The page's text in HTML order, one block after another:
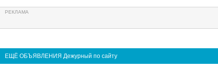
ЕЩЁ ОБЪЯВЛЕНИЯ Дежурный по сайту